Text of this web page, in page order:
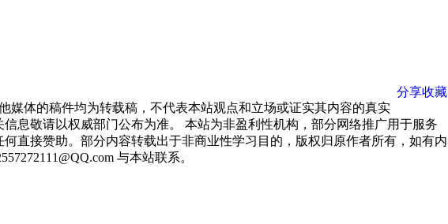
收藏
分享
媒体的稿件均为转载稿，不代表本站观点和立场或证实其内容的真实
息敬请以权威部门公布为准。 本站为非盈利性机构，部分网络推广用于服务
直接赞助。部分内容转载出于非商业性学习目的，版权归原作者所有，如有内
与本站联系。